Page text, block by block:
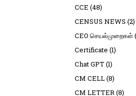
CCE (48)
CENSUS NEWS (2)
CEO செயல்முறைகள்
Certificate (1)
Chat GPT(1)
CM CELL(8)
CM LETTER(8)